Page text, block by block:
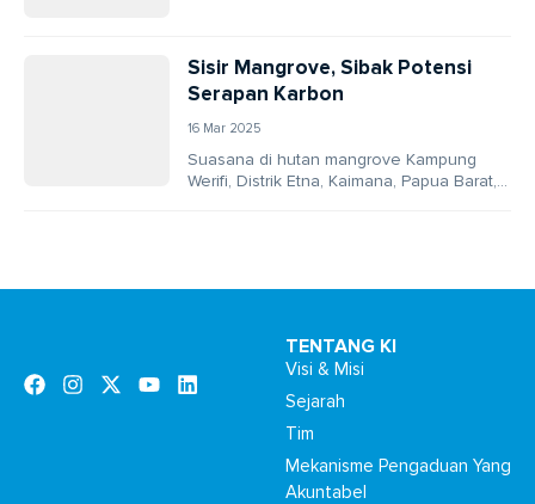
Sisir Mangrove, Sibak Potensi
Serapan Karbon
16 Mar 2025
Suasana di hutan mangrove Kampung
Werifi, Distrik Etna, Kaimana, Papua Barat,
TENTANG KI
Visi & Misi
Sejarah
Tim
Mekanisme Pengaduan Yang
Akuntabel